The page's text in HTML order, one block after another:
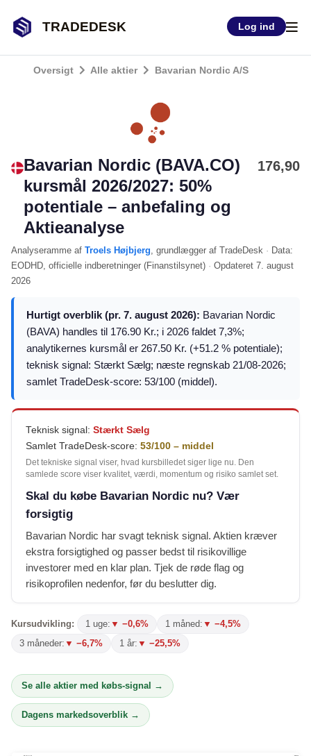
TRADEDESK Log ind
Oversigt Alle aktier Bavarian Nordic A/S
Bavarian Nordic (BAVA.CO)
kursmål 2026/2027: 50%
potentiale – anbefaling og
Aktieanalyse
176,90
Analyseramme af Troels Højbjerg, grundlægger af TradeDesk · Data:
EODHD, officielle indberetninger (Finanstilsynet) · Opdateret 7. august
2026
Hurtigt overblik (pr. 7. august 2026): Bavarian Nordic
(BAVA) handles til 176.90 Kr.; i 2026 faldet 7,3%;
analytikernes kursmål er 267.50 Kr. (+51.2 % potentiale);
teknisk signal: Stærkt Sælg; næste regnskab 21/08-2026;
samlet TradeDesk-score: 53/100 (middel).
Teknisk signal: Stærkt Sælg
Samlet TradeDesk-score: 53/100 – middel
Det tekniske signal viser, hvad kursbilledet siger lige nu. Den
samlede score viser kvalitet, værdi, momentum og risiko samlet set.
Skal du købe Bavarian Nordic nu? Vær
forsigtig
Bavarian Nordic har svagt teknisk signal. Aktien kræver
ekstra forsigtighed og passer bedst til risikovillige
investorer med en klar plan. Tjek de røde flag og
risikoprofilen nedenfor, før du beslutter dig.
Kursudvikling: 1 uge: ▼ −0,6% 1 måned: ▼ −4,5%
3 måneder: ▼ −6,7% 1 år: ▼ −25,5%
Se alle aktier med købs-signal →
Dagens markedsoverblik →